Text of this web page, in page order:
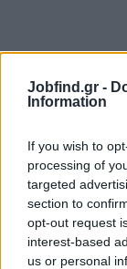
Jobfind.gr -
Information
If you wish to
processing of
targeted
section to
opt-out request
interest-based
us or personal